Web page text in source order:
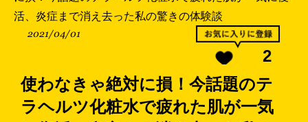
活、炎症まで消え去った私の驚きの体験談
2021/04/01
2
使わなきゃ絶対に損！今話題のテ
ラヘルツ化粧水で疲れた肌が一気